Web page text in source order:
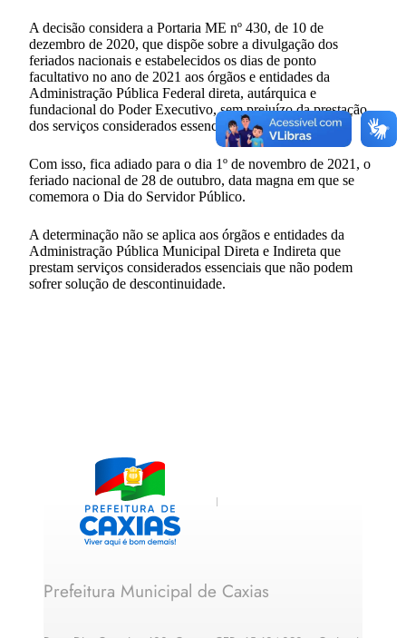
A decisão considera a Portaria ME nº 430, de 10 de
dezembro de 2020, que dispõe sobre a divulgação dos
feriados nacionais e estabelecidos os dias de ponto
facultativo no ano de 2021 aos órgãos e entidades da
Administração Pública Federal direta, autárquica e
fundacional do Poder Executivo, sem prejuízo da prestação
dos serviços considerados essenciais.
Com isso, fica adiado para o dia 1º de novembro de 2021, o
feriado nacional de 28 de outubro, data magna em que se
comemora o Dia do Servidor Público.
A determinação não se aplica aos órgãos e entidades da
Administração Pública Municipal Direta e Indireta que
prestam serviços considerados essenciais que não podem
sofrer solução de descontinuidade.
Prefeitura Municipal de Caxias